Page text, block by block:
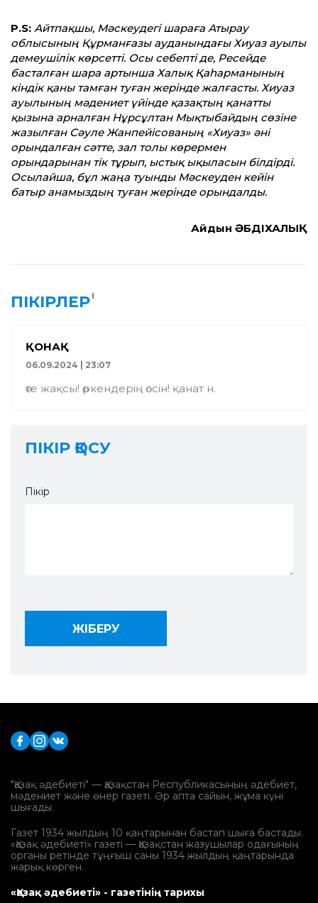
P.S: Айтпақшы, Мәскеудегі шараға Атырау
облысының Құрманғазы ауданындағы Хиуаз ауылы
демеушілік көрсет­ті. Осы себепті де, Ресейде
басталған шара артынша Халық Қаһарманының
кіндік қаны тамған туған жерінде жалғасты. Хиуаз
ауылының мәдениет үйінде қазақтың қанат­ты
қызына арналған Нұрсұлтан Мықтыбайдың сөзіне
жазылған Сәуле Жанпейісованың «Хиуаз» әні
орындалған сәт­те, зал толы көрермен
орындарынан тік тұрып, ыстық ықыласын білдірді.
Осылайша, бұл жаңа туынды Мәскеуден ке­йін
батыр анамыздың туған жерінде орындалды.
Айдын ӘБДІХАЛЫҚ
ПІКІРЛЕР1
ҚОНАҚ
06.09.2024 | 23:07
өте жақсы! өркендерің өссін! қанат н.
ПІКІР ҚОСУ
Пікір
"Қазақ әдебиеті" — Қазақстан Республикасының әдебиет,
мәдениет және өнер газеті. Әр апта сайын, жұма күні
шығады.
Газет 1934 жылдың 10 қаңтарынан бастап шыға бастады.
«Қазақ әдебиеті» газеті — Қазақстан жазушылар одағының
органы ретінде тұңғыш саны 1934 жылдың қаңтарында
жарық көрген.
«Қазақ әдебиеті» - газетінің тарихы